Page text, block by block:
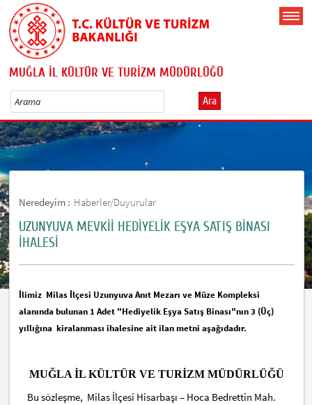
MUĞLA İL KÜLTÜR VE TURİZM MÜDÜRLÜĞÜ
Ara
Neredeyim : Haberler/Duyurular
UZUNYUVA MEVKİİ HEDİYELİK EŞYA SATIŞ BİNASI
İHALESİ
İlimiz Milas İlçesi Uzunyuva Anıt Mezarı ve Müze Kompleksi
alanında bulunan 1 Adet "Hediyelik Eşya Satış Binası"nın 3 (Üç)
yıllığına kiralanması ihalesine ait ilan metni aşağıdadır.
MUĞLA İL KÜLTÜR VE TURİZM MÜDÜRLÜĞÜ
Bu sözleşme, Milas İlçesi Hisarbaşı – Hoca Bedrettin Mah.